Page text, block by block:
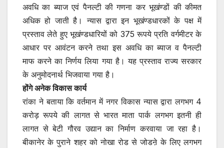
अवधि का ब्याज एवं पैनल्टी की गणना कर भूखंण्डों की कीमत
अधिक हो जाती है। न्यास द्वारा इन भूखंण्डधारकों के पक्ष में
प्रस्ताव लेते हुए भूखंण्डधारियों को 375 रूपये प्रति वर्गमीटर के
आधार पर आवंटन करने तथा इस अवधि का ब्याज व पैनल्टी
माफ करने का निर्णय लिया गया है। यह प्रस्ताव राज्य सरकार
के अनुमोदनार्थ भिजवाया गया है।
होंगे अनेक विकास कार्य
रांका ने बताया कि वर्तमान में नगर विकास न्यास द्वारा लगभग 4
करोड़ रूपये की लागत से भारत माता पार्क लगभग इतनी ही
लागत से बेटी गौरव उद्यान का निर्माण करवाया जा रहा है।
बीकानेर के पुराने शहर को नोखा रोड से जोडऩे के लिए लगभग